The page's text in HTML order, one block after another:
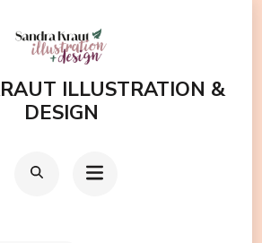
ILLUSTRATION &
DESIGN